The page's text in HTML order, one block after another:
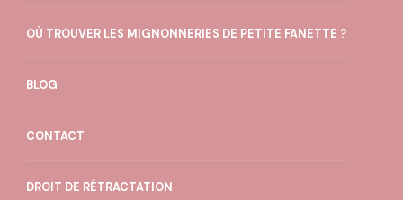
OÙ TROUVER LES MIGNONNERIES DE PETITE FANETTE ?
BLOG
CONTACT
DROIT DE RÉTRACTATION